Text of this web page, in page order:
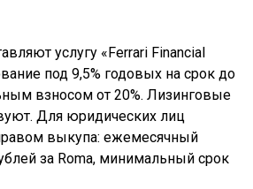
услугу «Ferrari Financial
под 9,5% годовых на срок до
взносом от 20%. Лизинговые
Для юридических лиц
выкупа: ежемесячный
за Roma, минимальный срок